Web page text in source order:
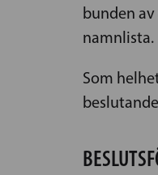
bunden
namnlista.
Som